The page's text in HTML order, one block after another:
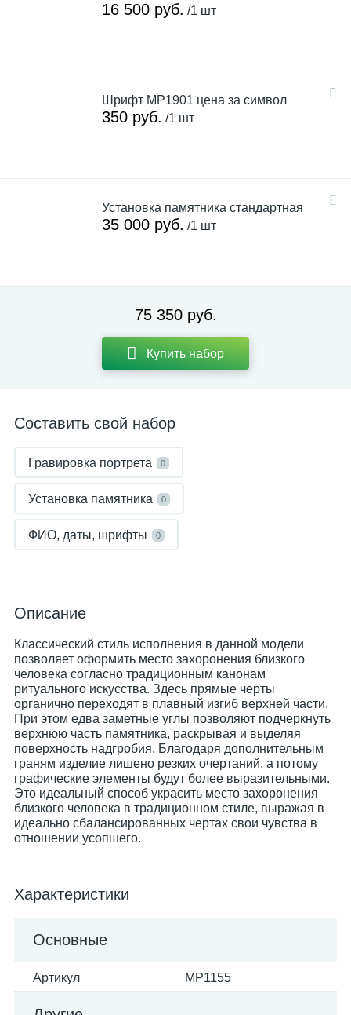
16 500 руб. /1 шт
Шрифт MP1901 цена за символ
350 руб. /1 шт
Установка памятника стандартная
35 000 руб. /1 шт
75 350 руб.
Купить набор
Составить свой набор
Гравировка портрета 0
Установка памятника 0
ФИО, даты, шрифты 0
Описание
Классический стиль исполнения в данной модели
позволяет оформить место захоронения близкого
человека согласно традиционным канонам
ритуального искусства. Здесь прямые черты
органично переходят в плавный изгиб верхней части.
При этом едва заметные углы позволяют подчеркнуть
верхнюю часть памятника, раскрывая и выделяя
поверхность надгробия. Благодаря дополнительным
граням изделие лишено резких очертаний, а потому
графические элементы будут более выразительными.
Это идеальный способ украсить место захоронения
близкого человека в традиционном стиле, выражая в
идеально сбалансированных чертах свои чувства в
отношении усопшего.
Характеристики
Основные
Артикул MP1155